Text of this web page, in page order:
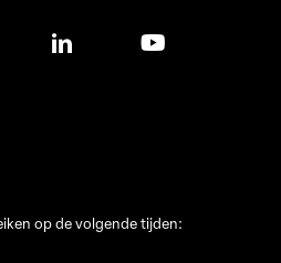
linkedin youtube
op de volgende tijden: